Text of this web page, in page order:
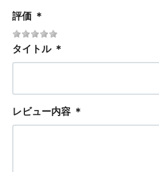
評価 ＊
タイトル ＊
レビュー内容 ＊